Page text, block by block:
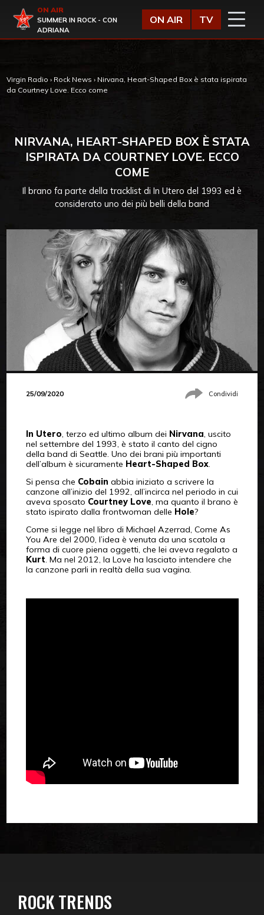
Virgin Radio
ON AIR
SUMMER IN ROCK - CON
ADRIANA
ON AIR TV
Virgin Radio › Rock News › Nirvana, Heart-Shaped Box è stata ispirata
da Courtney Love. Ecco come
NIRVANA, HEART-SHAPED BOX È STATA
ISPIRATA DA COURTNEY LOVE. ECCO
COME
Il brano fa parte della tracklist di In Utero del 1993 ed è
considerato uno dei più belli della band
25/09/2020 Condividi
In Utero, terzo ed ultimo album dei Nirvana, uscito
nel settembre del 1993, è stato il canto del cigno
della band di Seattle. Uno dei brani più importanti
dell’album è sicuramente Heart-Shaped Box.
Si pensa che Cobain abbia iniziato a scrivere la
canzone all’inizio del 1992, all’incirca nel periodo in cui
aveva sposato Courtney Love, ma quanto il brano è
stato ispirato dalla frontwoman delle Hole?
Come si legge nel libro di Michael Azerrad, Come As
You Are del 2000, l’idea è venuta da una scatola a
forma di cuore piena oggetti, che lei aveva regalato a
Kurt. Ma nel 2012, la Love ha lasciato intendere che
la canzone parli in realtà della sua vagina.
ROCK TRENDS